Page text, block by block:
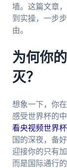
墙。这篇文章
到实操，一步
由。
为何你
灭？
想象一下，你
感受世界杯的
看央视频世界
国的深夜，备
迎接你的只有
而是国际通行